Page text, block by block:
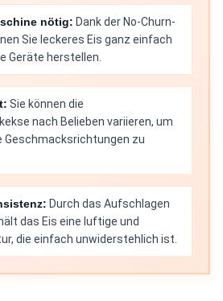
nötig: Dank der No-Churn-
Sie leckeres Eis ganz einfach
Geräte herstellen.
Sie können die
nach Belieben variieren, um
Geschmacksrichtungen zu
Durch das Aufschlagen
das Eis eine luftige und
die einfach unwiderstehlich ist.